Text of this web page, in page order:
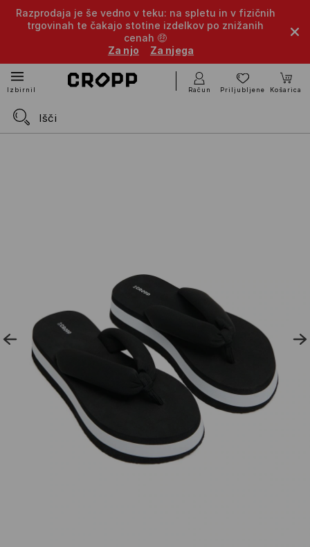
Razprodaja je še vedno v teku: na spletu in v fizičnih
trgovinah te čakajo stotine izdelkov po znižanih
cenah 🤑
Za njo
Za njega
Izbirnik Račun Priljubljene Košarica